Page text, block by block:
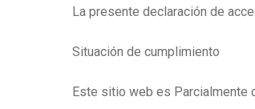
La presente declaración de
Situación de cumplimiento
Este sitio web es Parcialmente